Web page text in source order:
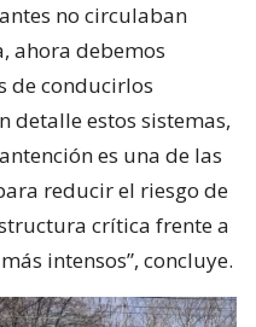
no circulaban
ahora debemos
de conducirlos
detalle estos sistemas,
es una de las
reducir el riesgo de
crítica frente a
intensos”, concluye.